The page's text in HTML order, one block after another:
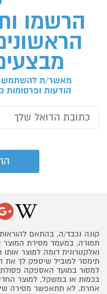
הרשמו
מאשר/ת להשתמש
הודעות
קונה נכבד/ה, בהתאם
תמורה, במעמד מסירת
ואלקטרונית דומה למוצר
תימסר למוביל שיספק לך את
למסור במועד האספקה פסולת
בכמות או במשקל, למוצר
אחרת. לא תתאפשר מסירה